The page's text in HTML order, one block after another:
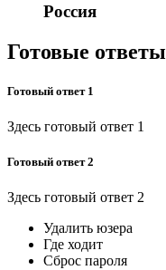
Россия
Готовые ответы
Готовый ответ 1
Здесь готовый ответ 1
Готовый ответ 2
Здесь готовый ответ 2
Удалить юзера
Где ходит
Сброс пароля